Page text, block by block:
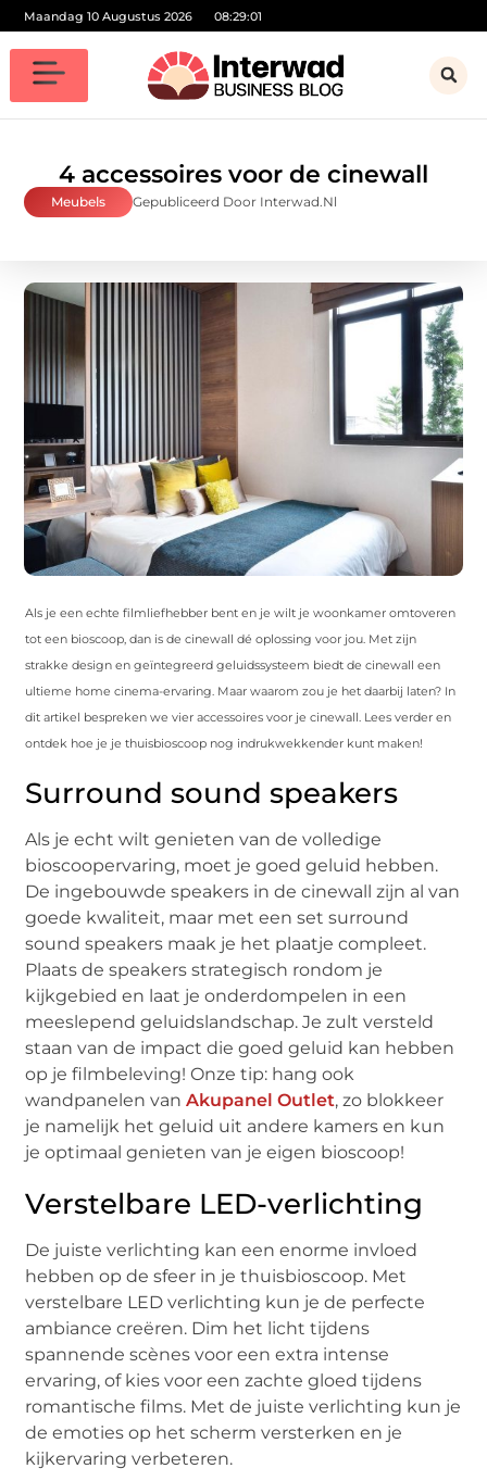
Maandag 10 Augustus 2026 08:29:01
4 accessoires voor de cinewall
Meubels Gepubliceerd Door Interwad.nl
Als je een echte filmliefhebber bent en je wilt je woonkamer omtoveren
tot een bioscoop, dan is de cinewall dé oplossing voor jou. Met zijn
strakke design en geïntegreerd geluidssysteem biedt de cinewall een
ultieme home cinema-ervaring. Maar waarom zou je het daarbij laten? In
dit artikel bespreken we vier accessoires voor je cinewall. Lees verder en
ontdek hoe je je thuisbioscoop nog indrukwekkender kunt maken!
Surround sound speakers
Als je echt wilt genieten van de volledige
bioscoopervaring, moet je goed geluid hebben.
De ingebouwde speakers in de cinewall zijn al van
goede kwaliteit, maar met een set surround
sound speakers maak je het plaatje compleet.
Plaats de speakers strategisch rondom je
kijkgebied en laat je onderdompelen in een
meeslepend geluidslandschap. Je zult versteld
staan van de impact die goed geluid kan hebben
op je filmbeleving! Onze tip: hang ook
wandpanelen vanAkupanel Outlet, zo blokkeer
je namelijk het geluid uit andere kamers en kun
je optimaal genieten van je eigen bioscoop!
Verstelbare LED-verlichting
De juiste verlichting kan een enorme invloed
hebben op de sfeer in je thuisbioscoop. Met
verstelbare LED verlichting kun je de perfecte
ambiance creëren. Dim het licht tijdens
spannende scènes voor een extra intense
ervaring, of kies voor een zachte gloed tijdens
romantische films. Met de juiste verlichting kun je
de emoties op het scherm versterken en je
kijkervaring verbeteren.